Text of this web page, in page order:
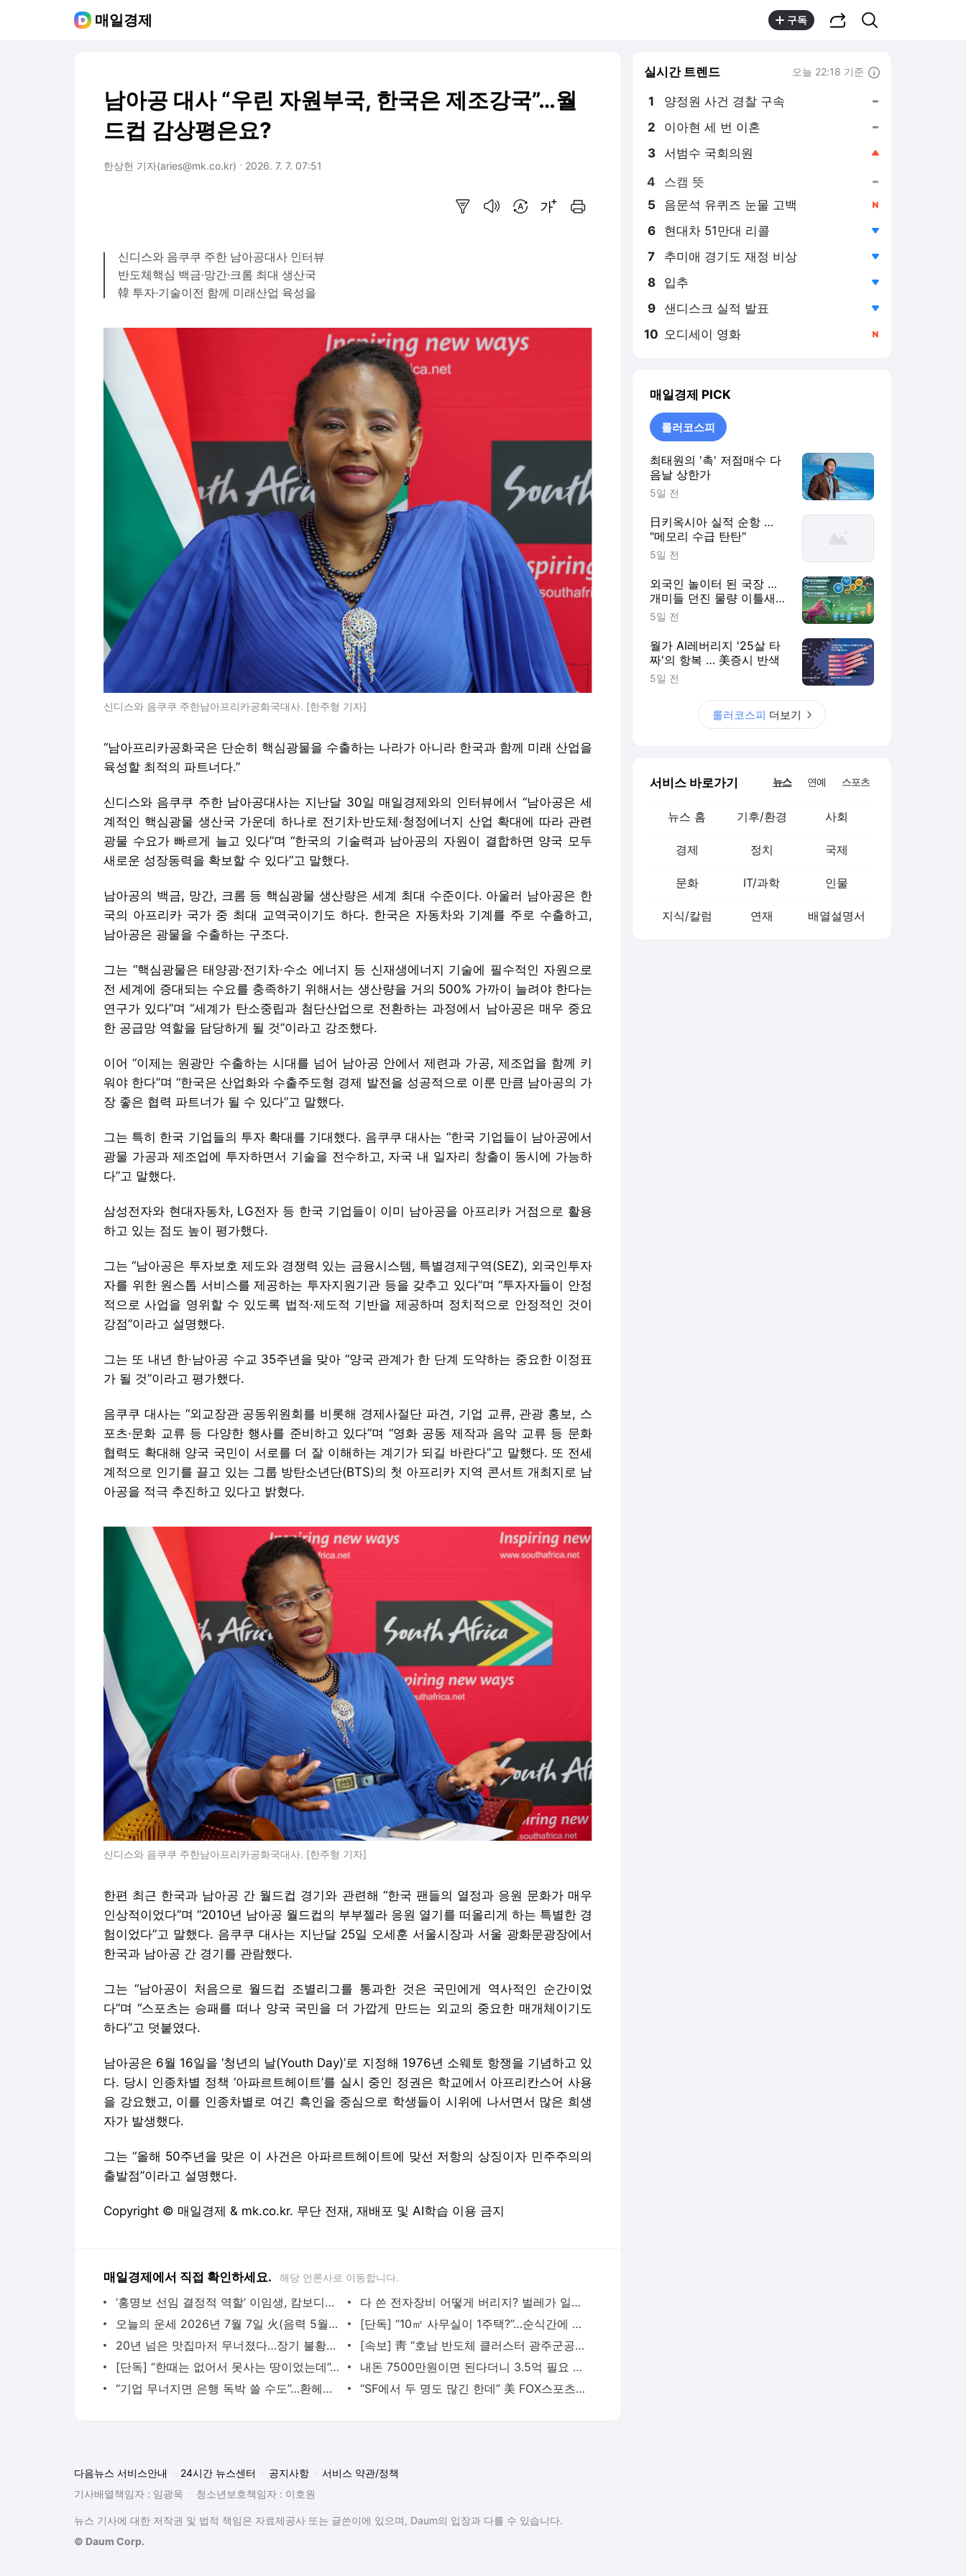
매일경제 구독
남아공 대사 “우린 자원부국, 한국은 제조강국”…월
드컵 감상평은요?
한상헌 기자(aries@mk.co.kr) 2026. 7. 7. 07:51
신디스와 음쿠쿠 주한 남아공대사 인터뷰
반도체핵심 백금·망간·크롬 최대 생산국
韓 투자·기술이전 함께 미래산업 육성을
신디스와 음쿠쿠 주한남아프리카공화국대사. [한주형 기자]
“남아프리카공화국은 단순히 핵심광물을 수출하는 나라가 아니라 한국과 함께 미래 산업을
육성할 최적의 파트너다.”
신디스와 음쿠쿠 주한 남아공대사는 지난달 30일 매일경제와의 인터뷰에서 “남아공은 세
계적인 핵심광물 생산국 가운데 하나로 전기차·반도체·청정에너지 산업 확대에 따라 관련
광물 수요가 빠르게 늘고 있다”며 “한국의 기술력과 남아공의 자원이 결합하면 양국 모두
새로운 성장동력을 확보할 수 있다”고 말했다.
남아공의 백금, 망간, 크롬 등 핵심광물 생산량은 세계 최대 수준이다. 아울러 남아공은 한
국의 아프리카 국가 중 최대 교역국이기도 하다. 한국은 자동차와 기계를 주로 수출하고,
남아공은 광물을 수출하는 구조다.
그는 “핵심광물은 태양광·전기차·수소 에너지 등 신재생에너지 기술에 필수적인 자원으로
전 세계에 증대되는 수요를 충족하기 위해서는 생산량을 거의 500% 가까이 늘려야 한다는
연구가 있다”며 “세계가 탄소중립과 첨단산업으로 전환하는 과정에서 남아공은 매우 중요
한 공급망 역할을 담당하게 될 것”이라고 강조했다.
이어 “이제는 원광만 수출하는 시대를 넘어 남아공 안에서 제련과 가공, 제조업을 함께 키
워야 한다”며 “한국은 산업화와 수출주도형 경제 발전을 성공적으로 이룬 만큼 남아공의 가
장 좋은 협력 파트너가 될 수 있다”고 말했다.
그는 특히 한국 기업들의 투자 확대를 기대했다. 음쿠쿠 대사는 “한국 기업들이 남아공에서
광물 가공과 제조업에 투자하면서 기술을 전수하고, 자국 내 일자리 창출이 동시에 가능하
다”고 말했다.
삼성전자와 현대자동차, LG전자 등 한국 기업들이 이미 남아공을 아프리카 거점으로 활용
하고 있는 점도 높이 평가했다.
그는 “남아공은 투자보호 제도와 경쟁력 있는 금융시스템, 특별경제구역(SEZ), 외국인투자
자를 위한 원스톱 서비스를 제공하는 투자지원기관 등을 갖추고 있다”며 “투자자들이 안정
적으로 사업을 영위할 수 있도록 법적·제도적 기반을 제공하며 정치적으로 안정적인 것이
강점”이라고 설명했다.
그는 또 내년 한·남아공 수교 35주년을 맞아 “양국 관계가 한 단계 도약하는 중요한 이정표
가 될 것”이라고 평가했다.
음쿠쿠 대사는 “외교장관 공동위원회를 비롯해 경제사절단 파견, 기업 교류, 관광 홍보, 스
포츠·문화 교류 등 다양한 행사를 준비하고 있다”며 “영화 공동 제작과 음악 교류 등 문화
협력도 확대해 양국 국민이 서로를 더 잘 이해하는 계기가 되길 바란다”고 말했다. 또 전세
계적으로 인기를 끌고 있는 그룹 방탄소년단(BTS)의 첫 아프리카 지역 콘서트 개최지로 남
아공을 적극 추진하고 있다고 밝혔다.
신디스와 음쿠쿠 주한남아프리카공화국대사. [한주형 기자]
한편 최근 한국과 남아공 간 월드컵 경기와 관련해 “한국 팬들의 열정과 응원 문화가 매우
인상적이었다”며 “2010년 남아공 월드컵의 부부젤라 응원 열기를 떠올리게 하는 특별한 경
험이었다”고 말했다. 음쿠쿠 대사는 지난달 25일 오세훈 서울시장과 서울 광화문광장에서
한국과 남아공 간 경기를 관람했다.
그는 “남아공이 처음으로 월드컵 조별리그를 통과한 것은 국민에게 역사적인 순간이었
다”며 “스포츠는 승패를 떠나 양국 국민을 더 가깝게 만드는 외교의 중요한 매개체이기도
하다”고 덧붙였다.
남아공은 6월 16일을 ‘청년의 날(Youth Day)’로 지정해 1976년 소웨토 항쟁을 기념하고 있
다. 당시 인종차별 정책 ‘아파르트헤이트’를 실시 중인 정권은 학교에서 아프리칸스어 사용
을 강요했고, 이를 인종차별로 여긴 흑인을 중심으로 학생들이 시위에 나서면서 많은 희생
자가 발생했다.
그는 “올해 50주년을 맞은 이 사건은 아파르트헤이트에 맞선 저항의 상징이자 민주주의의
출발점”이라고 설명했다.
Copyright © 매일경제 & mk.co.kr. 무단 전재, 재배포 및 AI학습 이용 금지
매일경제에서 직접 확인하세요. 해당 언론사로 이동합니다.
‘홍명보 선임 결정적 역할’ 이임생, 캄보디아 프로팀 취직 - 매일경제
다 쓴 전자장비 어떻게 버리지? 벌레가 일주일 만에 먹어 없앤다 - 매일경제
오늘의 운세 2026년 7월 7일 火(음력 5월 23일) - 매일경제
[단독] “10㎡ 사무실이 1주택?”…순식간에 다주택자 만드는 ‘황당’ 토허제 - 매일경제
20년 넘은 맛집마저 무너졌다…장기 불황에 자영업자 ‘비상’ - 매일경제
[속보] 靑 “호남 반도체 클러스터 광주군공항 부지에 조성키로 결정” - 매일경제
[단독] “한때는 없어서 못사는 땅이었는데”…골프장, 줄줄이 매물로 등장 - 매일경제
내돈 7500만원이면 된다더니 3.5억 필요 … 청년·신혼부부 멘붕 - 매일경제
“기업 무너지면 은행 독박 쓸 수도”…환헤지 파생계약 폭증 금융권 비상 - 매일경제
“SF에서 두 명도 많긴 한데” 美 FOX스포츠, 아쉬운 올스타 탈락 선수로 이정후 소개 - MK스포츠
실시간 트렌드 오늘 22:18 기준
1 양정원 사건 경찰 구속
2 이아현 세 번 이혼
3 서범수 국회의원
4 스캠 뜻
5 음문석 유퀴즈 눈물 고백
6 현대차 51만대 리콜
7 추미애 경기도 재정 비상
8 입추
9 샌디스크 실적 발표
10 오디세이 영화
매일경제 PICK
롤러코스피
최태원의 '촉' 저점매수 다
음날 상한가
5일 전
日키옥시아 실적 순항 …
"메모리 수급 탄탄"
5일 전
외국인 놀이터 된 국장 …
개미들 던진 물량 이틀새
8.5조 쓸어담아
5일 전
월가 AI레버리지 '25살 타
짜'의 항복 … 美증시 반색
5일 전
롤러코스피 더보기
서비스 바로가기 뉴스 연예 스포츠
뉴스 홈 기후/환경 사회
경제 정치 국제
문화 IT/과학 인물
지식/칼럼 연재 배열설명서
다음뉴스 서비스안내 24시간 뉴스센터 공지사항
서비스 약관/정책
기사배열책임자 : 임광욱
청소년보호책임자 : 이호원
뉴스 기사에 대한 저작권 및 법적 책임은 자료제공사 또는 글쓴이에 있으며, Daum의 입장과 다를 수 있습니다.
© Daum Corp.